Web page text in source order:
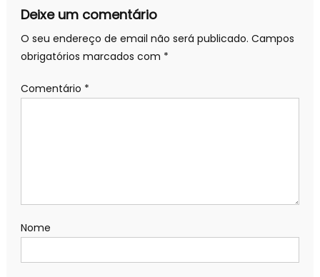
Deixe um comentário
O seu endereço de email não será publicado. Campos
obrigatórios marcados com *
Comentário *
Nome